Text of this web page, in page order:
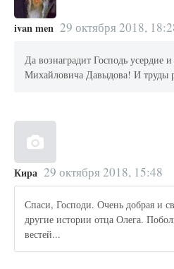
ivan men 29 октября 2018,
Да вознаградит Господь усердие
Михайловича Давыдова! И труды
Кира 29 октября 2018, 15:48
Спаси, Господи. Очень добрая и
другие истории отца Олега.
вестей...